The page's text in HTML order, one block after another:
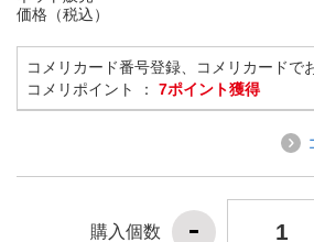
価格（税込）
コメリカード番号登録、コメリカードで
コメリポイント ： 7ポイント獲得
購入個数